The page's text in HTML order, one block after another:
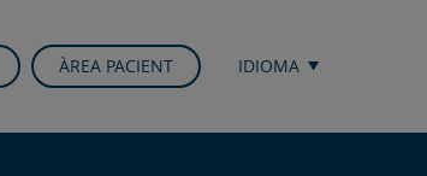
ÀREA PACIENT IDIOMA